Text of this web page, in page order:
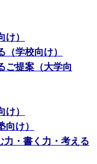
）
学校向け）
ご提案（大学向
）
け）
・書く力・考える